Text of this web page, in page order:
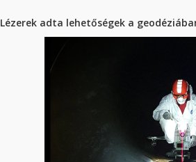
Lézerek adta lehetőségek a